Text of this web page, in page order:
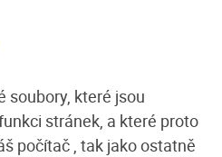
soubory, které jsou
stránek, a které proto
počítač , tak jako ostatně